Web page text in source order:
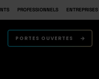
PROFESSIONNELS ENTREPRISES
PORTES OUVERTES